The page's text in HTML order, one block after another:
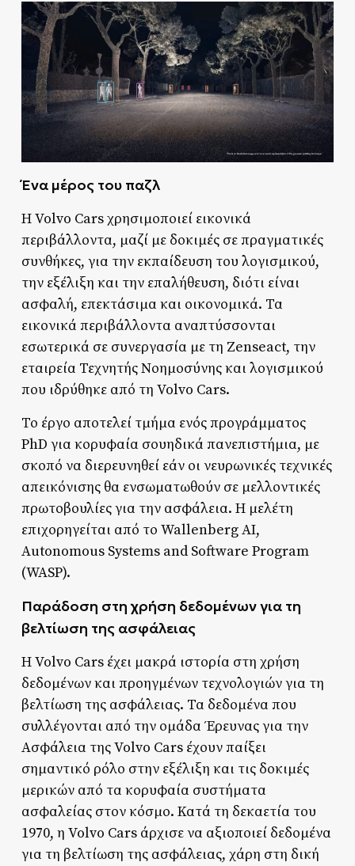
Ένα μέρος του παζλ
Η Volvo Cars χρησιμοποιεί εικονικά
περιβάλλοντα, μαζί με δοκιμές σε πραγματικές
συνθήκες, για την εκπαίδευση του λογισμικού,
την εξέλιξη και την επαλήθευση, διότι είναι
ασφαλή, επεκτάσιμα και οικονομικά. Τα
εικονικά περιβάλλοντα αναπτύσσονται
εσωτερικά σε συνεργασία με τη Zenseact, την
εταιρεία Τεχνητής Νοημοσύνης και λογισμικού
που ιδρύθηκε από τη Volvo Cars.
Το έργο αποτελεί τμήμα ενός προγράμματος
PhD για κορυφαία σουηδικά πανεπιστήμια, με
σκοπό να διερευνηθεί εάν οι νευρωνικές τεχνικές
απεικόνισης θα ενσωματωθούν σε μελλοντικές
πρωτοβουλίες για την ασφάλεια. Η μελέτη
επιχορηγείται από το Wallenberg AI,
Autonomous Systems and Software Program
(WASP).
Παράδοση στη χρήση δεδομένων για τη
βελτίωση της ασφάλειας
Η Volvo Cars έχει μακρά ιστορία στη χρήση
δεδομένων και προηγμένων τεχνολογιών για τη
βελτίωση της ασφάλειας. Τα δεδομένα που
συλλέγονται από την ομάδα Έρευνας για την
Ασφάλεια της Volvo Cars έχουν παίξει
σημαντικό ρόλο στην εξέλιξη και τις δοκιμές
μερικών από τα κορυφαία συστήματα
ασφαλείας στον κόσμο. Κατά τη δεκαετία του
1970, η Volvo Cars άρχισε να αξιοποιεί δεδομένα
για τη βελτίωση της ασφάλειας, χάρη στη δική